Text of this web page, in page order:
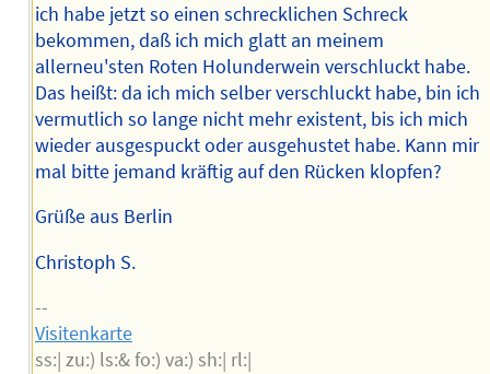
ich habe jetzt so einen schrecklichen Schreck
bekommen, daß ich mich glatt an meinem
allerneu'sten Roten Holunderwein verschluckt habe.
Das heißt: da ich mich selber verschluckt habe, bin ich
vermutlich so lange nicht mehr existent, bis ich mich
wieder ausgespuckt oder ausgehustet habe. Kann mir
mal bitte jemand kräftig auf den Rücken klopfen?
Grüße aus Berlin
Christoph S.
--
Visitenkarte
ss:| zu:) ls:& fo:) va:) sh:| rl:|